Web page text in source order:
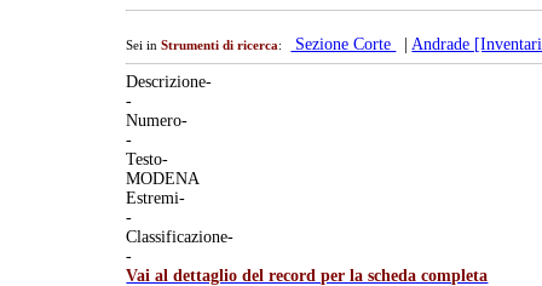
Sei inStrumenti di ricerca: Sezione Corte |Andrade
Descrizione-
-
Numero-
-
Testo-
MODENA
Estremi-
-
Classificazione-
-
Vai al dettaglio del record per la scheda completa